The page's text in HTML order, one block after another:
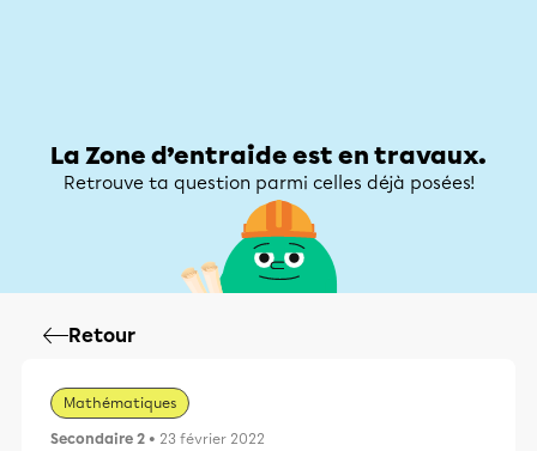
La Zone d’entraide est en travaux.
Retrouve ta question parmi celles déjà posées!
Retour
Mathématiques
Secondaire 2 • 23 février 2022